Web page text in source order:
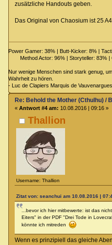
zusätzliche Handouts geben.
Das Original von Chaosium ist 25
Power Gamer: 38% | Butt-Kicker: 8% |
Method Actor: 96% | Storyteller: 83% |
Nur wenige Menschen sind stark genug,
Wahrheit zu hören.
- Luc de Clapiers Marquis de
Thallion
Username: Thallion
Re: Behold the Mother (Cthulhu) /
« Antwort #4 am: 10.08.2016 | 09:16 »
Zitat von: seanchui am 10.08.2016 |
...bevor ich hier mitbewerte: ist das
Eiters" in der PDF "Drei Tode in
könnte ich mitreden
Wenn es prinzipiell das gleiche